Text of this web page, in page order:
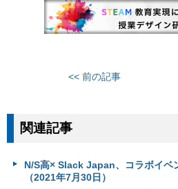
<< 前の記事
関連記事
N/S高× Slack Japan、コラボイベ
（2021年7月30日）